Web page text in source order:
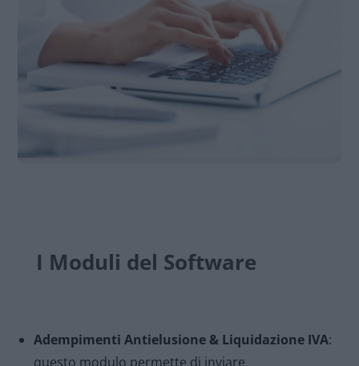
I Moduli del Software
Adempimenti Antielusione & Liquidazione IVA:
questo modulo permette di inviare